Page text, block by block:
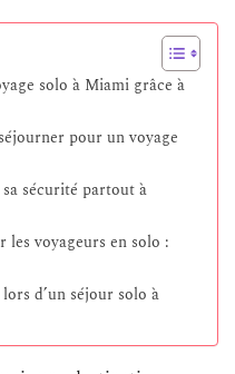
solo à Miami grâce à
pour un voyage
sécurité partout à
voyageurs en solo :
d’un séjour solo à